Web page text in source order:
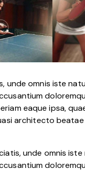
unde omnis iste
eaque ipsa,
architecto
unde omnis